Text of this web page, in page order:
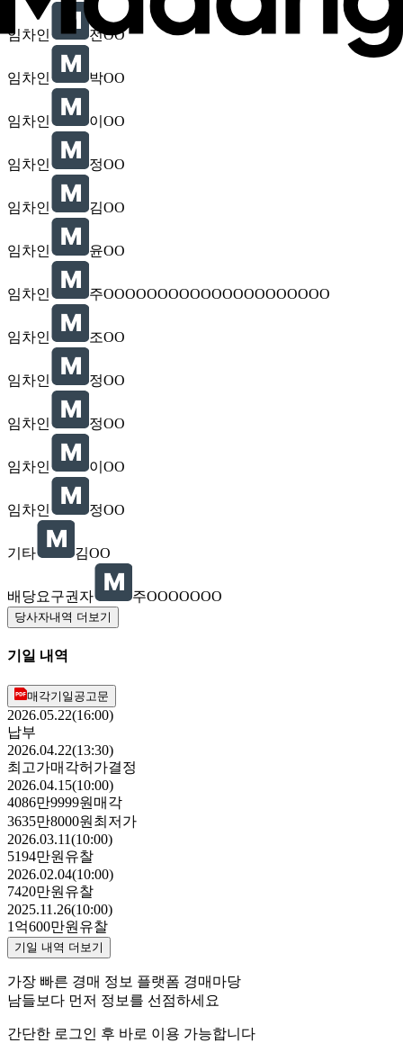
임차인 전OO
임차인 박OO
임차인 이OO
임차인 정OO
임차인 김OO
임차인 윤OO
임차인 주OOOOOOOOOOOOOOOOOOOOO
임차인 조OO
임차인 정OO
임차인 정OO
임차인 이OO
임차인 정OO
기타 김OO
배당요구권자 주OOOOOOO
당사자내역 더보기
기일 내역
매각기일공고문
2026.05.22(16:00)
납부
2026.04.22(13:30)
최고가매각허가결정
2026.04.15(10:00)
4086만9999원 매각
3635만8000원 최저가
2026.03.11(10:00)
5194만원 유찰
2026.02.04(10:00)
7420만원 유찰
2025.11.26(10:00)
1억600만원 유찰
기일 내역 더보기
가장 빠른 경매 정보 플랫폼 경매마당
남들보다 먼저 정보를 선점하세요
간단한 로그인 후 바로 이용 가능합니다